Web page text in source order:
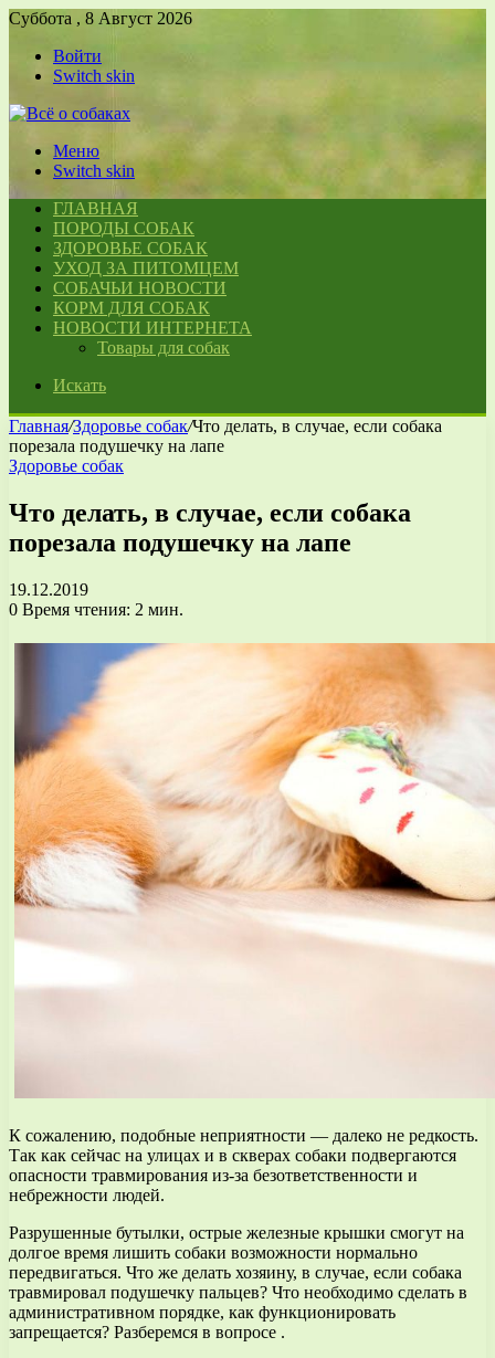
Суббота , 8 Август 2026
Войти
Switch skin
Меню
Switch skin
ГЛАВНАЯ
ПОРОДЫ СОБАК
ЗДОРОВЬЕ СОБАК
УХОД ЗА ПИТОМЦЕМ
СОБАЧЬИ НОВОСТИ
КОРМ ДЛЯ СОБАК
НОВОСТИ ИНТЕРНЕТА
Товары для собак
Искать
Главная/Здоровье собак/Что делать, в случае, если собака
порезала подушечку на лапе
Здоровье собак
Что делать, в случае, если собака
порезала подушечку на лапе
19.12.2019
0 Время чтения: 2 мин.
К сожалению, подобные неприятности — далеко не редкость.
Так как сейчас на улицах и в скверах собаки подвергаются
опасности травмирования из-за безответственности и
небрежности людей.
Разрушенные бутылки, острые железные крышки смогут на
долгое время лишить собаки возможности нормально
передвигаться. Что же делать хозяину, в случае, если собака
травмировал подушечку пальцев? Что необходимо сделать в
административном порядке, как функционировать
запрещается? Разберемся в вопросе .